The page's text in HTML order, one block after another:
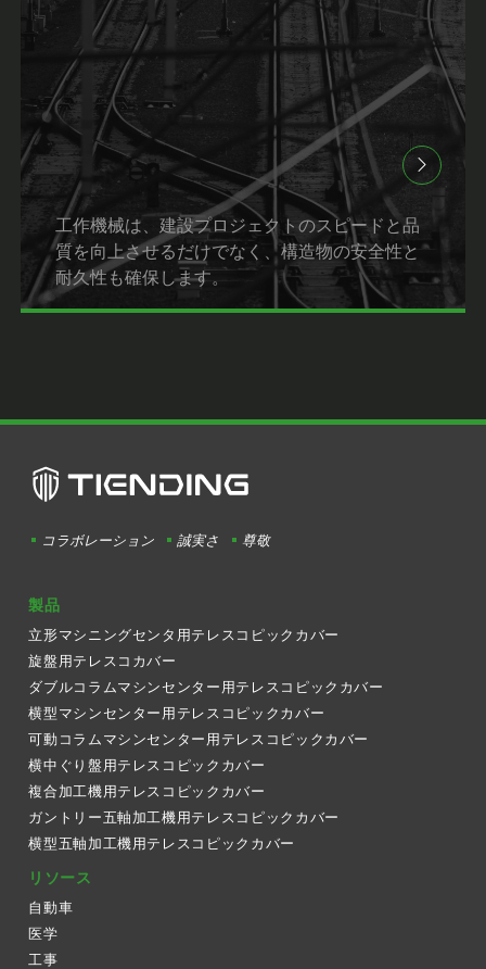
工作機械は、建設プロジェクトのスピードと品
質を向上させるだけでなく、構造物の安全性と
耐久性も確保します。
コラボレーション 誠実さ 尊敬
製品
立形マシニングセンタ用テレスコピックカバー
旋盤用テレスコカバー
ダブルコラムマシンセンター用テレスコピックカバー
横型マシンセンター用テレスコピックカバー
可動コラムマシンセンター用テレスコピックカバー
横中ぐり盤用テレスコピックカバー
複合加工機用テレスコピックカバー
ガントリー五軸加工機用テレスコピックカバー
横型五軸加工機用テレスコピックカバー
リソース
自動車
医学
工事